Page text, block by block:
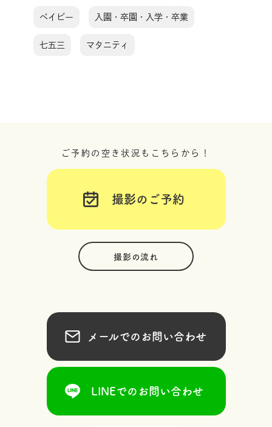
ベイビー 入園・卒園・入学・卒業
七五三 マタニティ
ご予約の空き状況もこちらから！
撮影のご予約
撮影の流れ
メールでのお問い合わせ
LINEでのお問い合わせ